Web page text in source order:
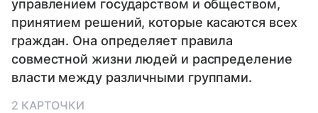
управлением государством и обществом,
принятием решений, которые касаются всех
граждан. Она определяет правила
совместной жизни людей и распределение
власти между различными группами.
2 КАРТОЧКИ